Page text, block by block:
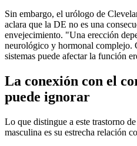
Sin embargo, el urólogo de
aclara que la DE no es una
envejecimiento. "Una erección
neurológico y hormonal complejo.
sistemas puede afectar la función
La conexión con el
puede ignorar
Lo que distingue a este trastorno
masculina es su estrecha relación